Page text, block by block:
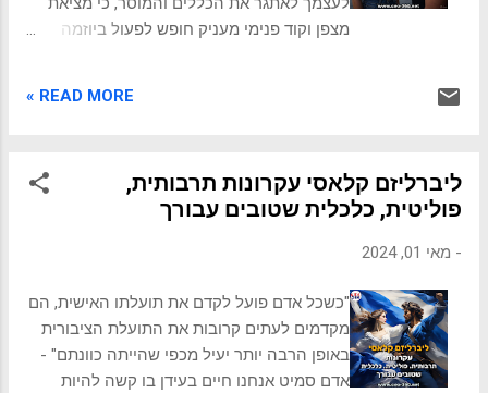
מצפן וקוד פנימי מעניק חופש לפעול ביוזמה
שאתם מרגישים צורך לעזור למישהו במצוקה, גם
למעלה מ-200 שנה, עמנואל קאנט. קאנט,
שרבים חושבים שהגותו מופשטת ומסובכת, הוא
על עצמנו ועד האופן שבו אנחנו רואים יושרה
בעסקים. זהו כלי שימושי ורלוונטי לחיי היומיום
READ MORE »
ליברליזם קלאסי עקרונות תרבותית,
פוליטית, כלכלית שטובים עבורך
- מאי 01, 2024
"כשכל אדם פועל לקדם את תועלתו האישית, הם
מקדמים לעתים קרובות את התועלת הציבורית
באופן הרבה יותר יעיל מכפי שהייתה כוונתם" -
אדם סמיט אנחנו חיים בעידן בו קשה להיות